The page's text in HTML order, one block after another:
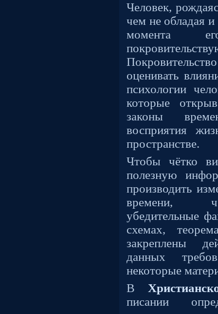
Человек,
чем не обладая
момента
оценивать
психологии
которые
законы
восприятия
пространстве.
Чтобы чётко
полезную
производить
времени,
убедительные
схемах,
закреплены
данных
некоторые
В
писании